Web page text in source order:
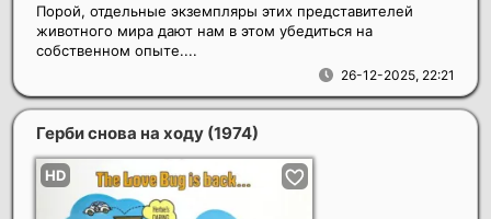
26-12-2025, 22:21
Порой, отдельные экземпляры этих представителей
животного мира дают нам в этом убедиться на
собственном опыте....
Герби снова на ходу (1974)